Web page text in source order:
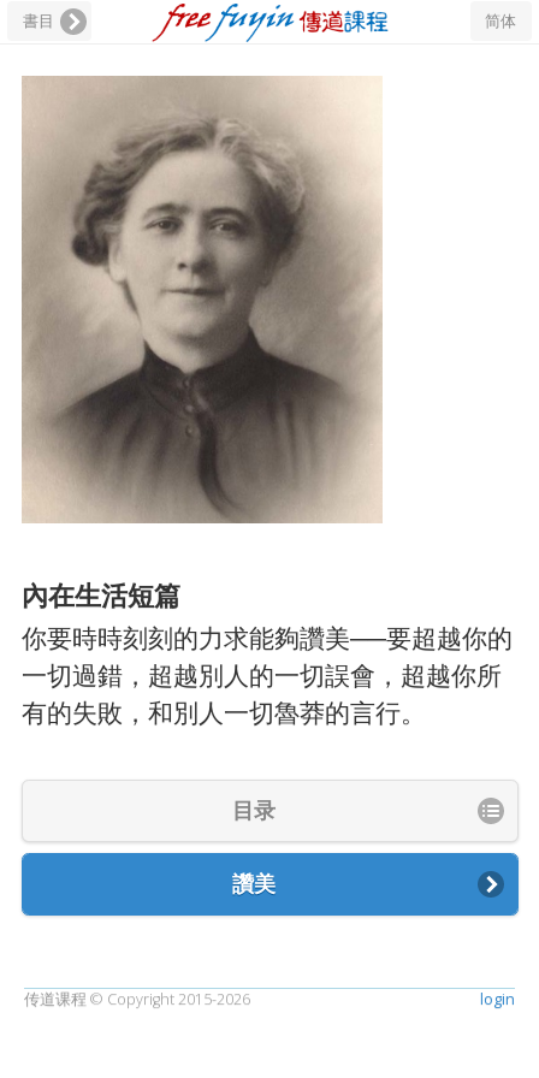
書目 简体
內在生活短篇
你要時時刻刻的力求能夠讚美──要超越你的
一切過錯，超越別人的一切誤會，超越你所
有的失敗，和別人一切魯莽的言行。
目录
讚美
传道课程 © Copyright 2015-2026 login